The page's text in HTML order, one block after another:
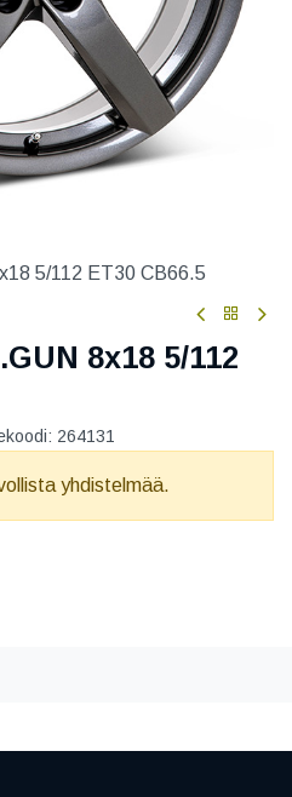
5/112 ET30 CB66.5
8x18 5/112
264131
yhdistelmää.